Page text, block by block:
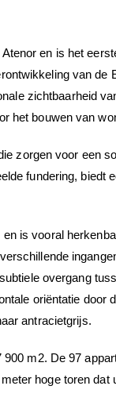
en is het
van de
zichtbaarheid
het bouwen van
zorgen voor een
fundering, biedt
is vooral
overgang
oriëntatie door
antracietgrijs.
m2. De 97
hoge toren dat